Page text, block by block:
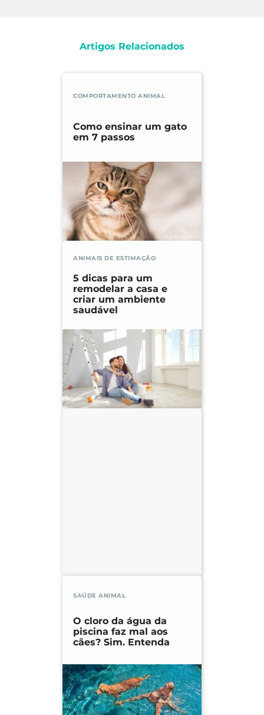
Artigos Relacionados
COMPORTAMENTO ANIMAL
Como ensinar um gato
em 7 passos
ANIMAIS DE ESTIMAÇÃO
5 dicas para um
remodelar a casa e
criar um ambiente
saudável
SAÚDE ANIMAL
O cloro da água da
piscina faz mal aos
cães? Sim. Entenda